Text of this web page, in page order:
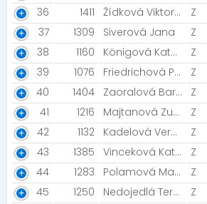
36
1411 Žídková Viktorie Z
37
1309 Siverová Jana Z
38
1160 Königová Kateřina Z
39
1076 Friedrichová Petra Z
40
1404 Zaoralová Barbara Z
41
1216 Majtanová Zuzana [Zuzu] Z
42
1132 Kadelová Veronika Z
43
1385 Vinceková Kateřina Z
44
1283 Polamová Martina [Boli To] Z
45
1250 Nedojedlá Tereza Z